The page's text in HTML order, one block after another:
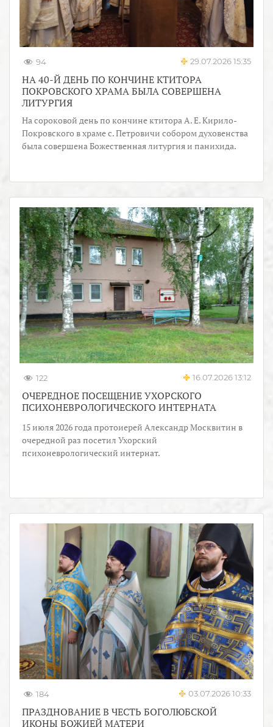
94 29.07.2026 15:35
НА 40-Й ДЕНЬ ПО КОНЧИНЕ КТИТОРА
ПОКРОВСКОГО ХРАМА БЫЛА СОВЕРШЕНА
ЛИТУРГИЯ
На сороковой день по кончине ктитора А. Е. Кирило-
Покровского в храме с. Петровичи собором духовенства
была совершена Божественная литургия и панихида.
122 16.07.2026 13:12
ОЧЕРЕДНОЕ ПОСЕЩЕНИЕ УХОРСКОГО
ПСИХОНЕВРОЛОГИЧЕСКОГО ИНТЕРНАТА
15 июля 2026 года протоиерей Александр Москвитин в
очередной раз посетил Ухорский
психоневрологический интернат.
184 03.07.2026 10:33
ПРАЗДНОВАНИЕ В ЧЕСТЬ БОГОЛЮБСКОЙ
ИКОНЫ БОЖИЕЙ МАТЕРИ